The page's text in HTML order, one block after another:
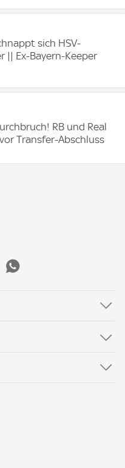
sich HSV-
|| Ex-Bayern-Keeper
RB und Real
Transfer-Abschluss